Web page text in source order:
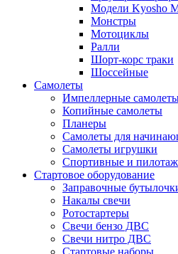
Модели Kyosho
Монстры
Мотоциклы
Ралли
Шорт-корс траки
Шоссейные
Самолеты
Импеллерные
Копийные самолеты
Планеры
Самолеты для
Самолеты игрушки
Спортивные и
Стартовое оборудование
Заправочные
Накалы свечи
Ротостартеры
Свечи бензо ДВС
Свечи нитро ДВС
Стартовые наборы